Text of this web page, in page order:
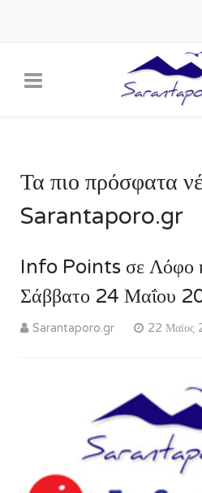
Τα πιο πρόσφατα
Sarantaporo.gr
Info Points σε Λόφο
Σάββατο 24 Μαΐου
Sarantaporo.gr 22 Μαϊος